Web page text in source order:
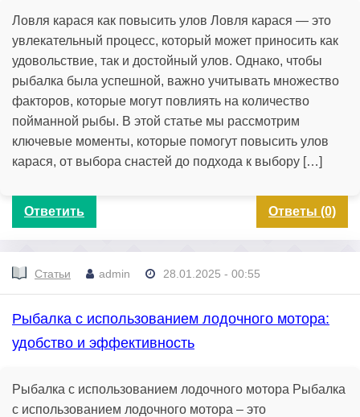
Ловля карася как повысить улов Ловля карася — это
увлекательный процесс, который может приносить как
удовольствие, так и достойный улов. Однако, чтобы
рыбалка была успешной, важно учитывать множество
факторов, которые могут повлиять на количество
пойманной рыбы. В этой статье мы рассмотрим
ключевые моменты, которые помогут повысить улов
карася, от выбора снастей до подхода к выбору […]
Ответить Ответы (0)
Статьи admin 28.01.2025 - 00:55
Рыбалка с использованием лодочного мотора:
удобство и эффективность
Рыбалка с использованием лодочного мотора Рыбалка
с использованием лодочного мотора – это